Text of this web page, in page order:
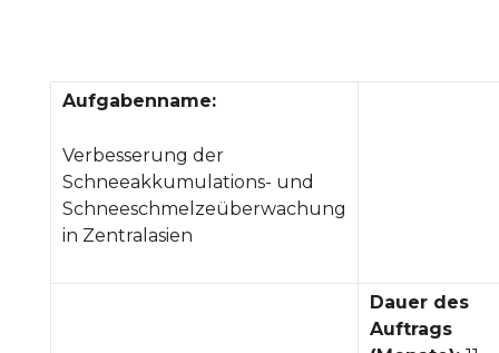
Aufgabenname:
Verbesserung der
Schneeakkumulations- und
Schneeschmelzeüberwachung
in Zentralasien
Dauer des
Auftrags